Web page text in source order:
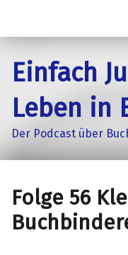
Einfach
Leben in
Der Podcast über
Folge 56